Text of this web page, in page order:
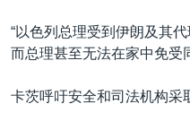
“以色列总理受到伊朗及其
而总理甚至无法在家中免受
卡茨呼吁安全和司法机构采